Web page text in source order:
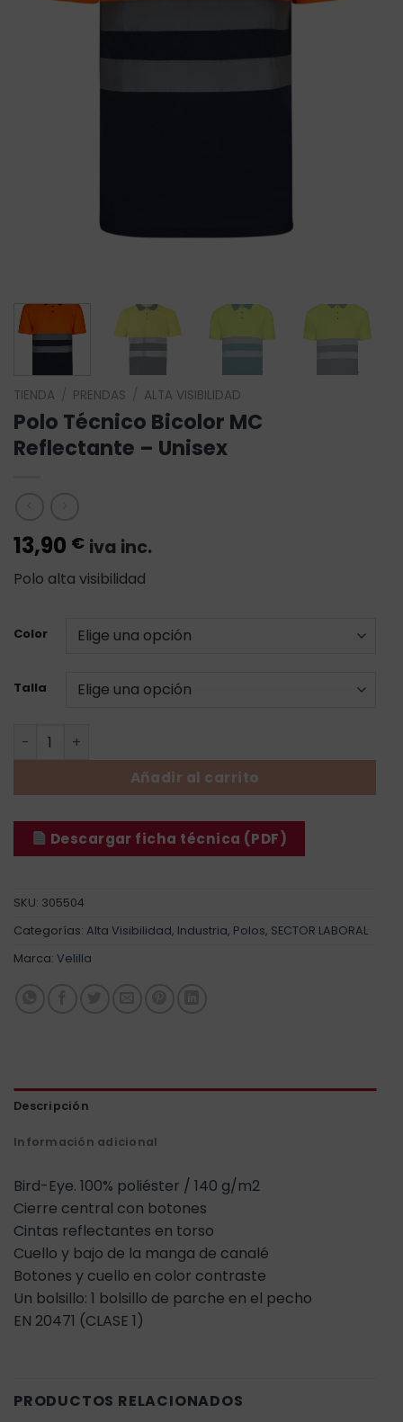
TIENDA PRENDAS ALTA VISIBILIDAD
Polo Técnico Bicolor MC
Reflectante – Unisex
13,90 € iva inc.
Polo alta visibilidad
Color
Talla
Polo Técnico Bicolor MC Reflectante - Unisex cantidad
Añadir al carrito
Descargar ficha técnica (PDF)
SKU: 305504
Categorías: Alta Visibilidad, Industria, Polos, SECTOR LABORAL
Marca: Velilla
Descripción
Información adicional
Bird-Eye. 100% poliéster / 140 g/m2
Cierre central con botones
Cintas reflectantes en torso
Cuello y bajo de la manga de canalé
Botones y cuello en color contraste
Un bolsillo: 1 bolsillo de parche en el pecho
EN 20471 (CLASE 1)
PRODUCTOS RELACIONADOS